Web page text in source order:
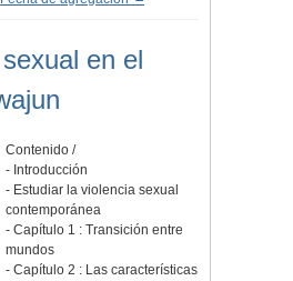
en el
Contenido /
- Introducción
- Estudiar la violencia sexual
contemporánea
- Capítulo 1 : Transición entre
mundos
- Capítulo 2 : Las características